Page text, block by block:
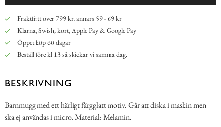
Fraktfritt över 799 kr, annars 59 - 69 kr
Klarna, Swish, kort, Apple Pay & Google Pay
Öppet köp 60 dagar
Beställ före kl 13 så skickar vi samma dag.
BESKRIVNING
Barnmugg med ett härligt färgglatt motiv. Går att diska i maskin men
ska ej användas i micro. Material: Melamin.